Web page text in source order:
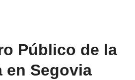
Público de la
en Segovia